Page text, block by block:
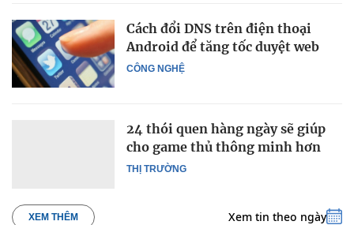
CÔNG NGHỆ
Cách đổi DNS trên điện thoại
Android để tăng tốc duyệt web
THỊ TRƯỜNG
24 thói quen hàng ngày sẽ giúp
cho game thủ thông minh hơn
XEM THÊM Xem tin theo ngày